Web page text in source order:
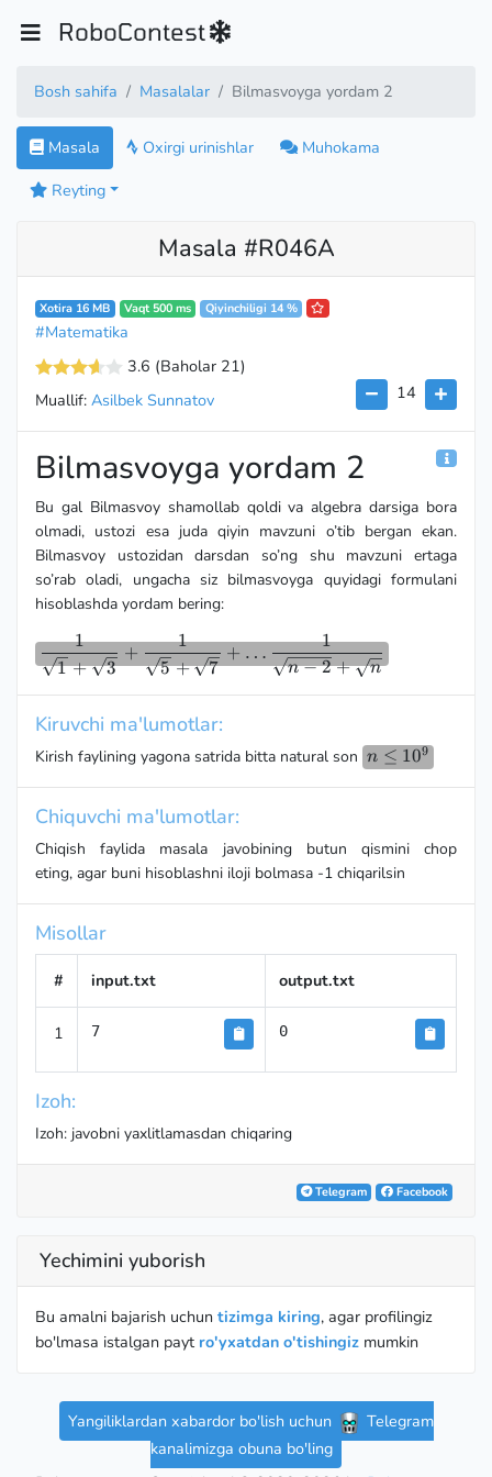
RoboContest
Bosh sahifa Masalalar Bilmasvoyga yordam 2
Masala Oxirgi urinishlar
Muhokama
Reyting
Masala #R046A
Xotira 16 MB Vaqt 500 ms Qiyinchiligi 14 %
#Matematika
3.6 (Baholar 21)
14
Muallif: Asilbek Sunnatov
Bilmasvoyga yordam 2
Bu gal Bilmasvoy shamollab qoldi va algebra darsiga bora
olmadi, ustozi esa juda qiyin mavzuni o’tib bergan ekan.
Bilmasvoy ustozidan darsdan so’ng shu mavzuni ertaga
so’rab oladi, ungacha siz bilmasvoyga quyidagi formulani
hisoblashda yordam bering:
\dfrac{1}
{\sqrt{1}
+
\sqrt{3}}
+
\dfrac{1}
\sqrt{7}}
+ \dots
\dfrac{1}
{\sqrt{n-
2} +
\sqrt{n}}
1 + 3
1
+
5 + 7
1
+ …
n −2 + n
1
Kiruvchi ma'lumotlar:
Kirish faylining yagona satrida bitta natural son n \le
n ≤ 109
Chiquvchi ma'lumotlar:
Chiqish faylida masala javobining butun qismini chop
eting, agar buni hisoblashni iloji bolmasa -1 chiqarilsin
Misollar
# input.txt output.txt
1 7 0
Izoh:
Izoh: javobni yaxlitlamasdan chiqaring
Telegram Facebook
Yechimini yuborish
Bu amalni bajarish uchun tizimga kiring, agar profilingiz
bo'lmasa istalgan payt ro'yxatdan o'tishingiz mumkin
Yangiliklardan xabardor bo'lish uchun
Telegram
kanalimizga obuna bo'ling